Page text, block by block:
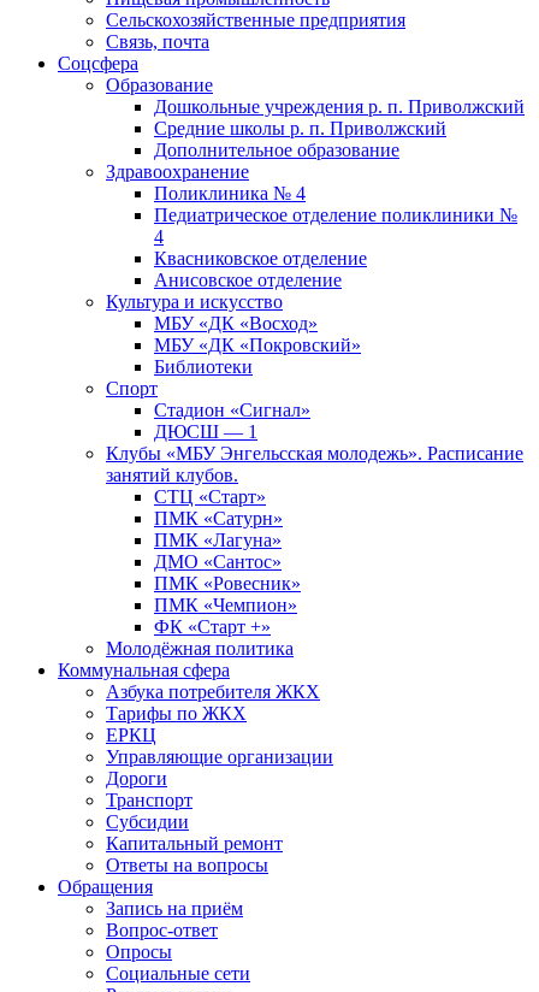
Сельскохозяйственные предприятия
Связь, почта
Соцсфера
Образование
Дошкольные учреждения р. п. Приволжский
Средние школы р. п. Приволжский
Дополнительное образование
Здравоохранение
Поликлиника № 4
Педиатрическое отделение поликлиники №
4
Квасниковское отделение
Анисовское отделение
Культура и искусство
МБУ «ДК «Восход»
МБУ «ДК «Покровский»
Библиотеки
Спорт
Стадион «Сигнал»
ДЮСШ — 1
Клубы «МБУ Энгельсская молодежь». Расписание
занятий клубов.
СТЦ «Старт»
ПМК «Сатурн»
ПМК «Лагуна»
ДМО «Сантос»
ПМК «Ровесник»
ПМК «Чемпион»
ФК «Старт +»
Молодёжная политика
Коммунальная сфера
Азбука потребителя ЖКХ
Тарифы по ЖКХ
ЕРКЦ
Управляющие организации
Дороги
Транспорт
Субсидии
Капитальный ремонт
Ответы на вопросы
Обращения
Запись на приём
Вопрос-ответ
Опросы
Социальные сети